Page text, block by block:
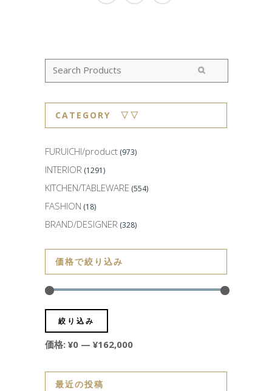
CATEGORY ▽▽
FURUICHI/product (973)
INTERIOR (1291)
KITCHEN/TABLEWARE (554)
FASHION (18)
BRAND/DESIGNER (328)
価格で絞り込み
絞り込み
価格: ¥0 — ¥162,000
最近の投稿